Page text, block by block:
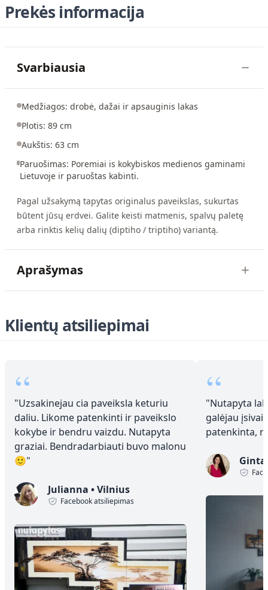
Prekės informacija
Svarbiausia
Medžiagos: drobė, dažai ir apsauginis lakas
Plotis: 89 cm
Aukštis: 63 cm
Paruošimas: Poremiai is kokybiskos medienos gaminami
Lietuvoje ir paruoštas kabinti.
Pagal užsakymą tapytas originalus paveikslas, sukurtas
būtent jūsų erdvei. Galite keisti matmenis, spalvų paletę
arba rinktis kelių dalių (diptiho / triptiho) variantą.
Aprašymas
Klientų atsiliepimai
“
"Uzsakinejau cia paveiksla keturiu
daliu. Likome patenkinti ir paveikslo
kokybe ir bendru vaizdu. Nutapyta
graziai. Bendradarbiauti buvo malonu
🙂"
Julianna •Vilnius
Facebook atsiliepimas
“
"Nutapyta
galėjau
patenkinta,